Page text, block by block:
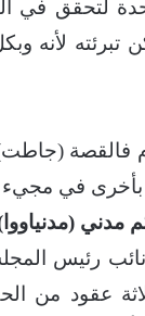
لتحقق في
تبرئته لأنه
(جاطت)
في مجيء نظام
مدني
نائب رئيس
ثلاثة عقود